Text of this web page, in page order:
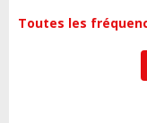
Toutes les